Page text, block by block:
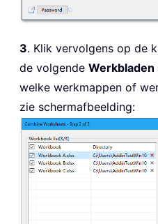
3. Klik vervolgens op de
de volgende Werkbladen
welke werkmappen of
zie schermafbeelding: